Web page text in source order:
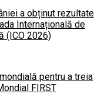
a obținut rezultate
Internațională de
(ICO 2026)
pentru a treia
FIRST